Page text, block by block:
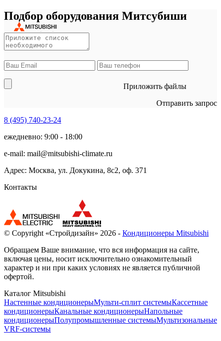
Подбор оборудования Митсубиши
Приложить файлы
Отправить запрос
8 (495) 740-23-24
ежедневно: 9:00 - 18:00
e-mail: mail@mitsubishi-climate.ru
Адрес: Москва, ул. Докукина, 8с2, оф. 371
Контакты
© Copyright «Стройдизайн» 2026 - Кондиционеры Mitsubishi
Обращаем Ваше внимание, что вся информация на сайте,
включая цены, носит исключительно ознакомительный
характер и ни при каких условиях не является публичной
офертой.
Каталог Mitsubishi
Настенные кондиционерыМульти-сплит системыКассетные
кондиционерыКанальные кондиционерыНапольные
кондиционерыПолупромышленные системыМультизональные
VRF-системы